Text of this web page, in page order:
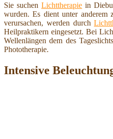
Sie suchenLichttherapie in
wurden. Es dient unter anderem
verursachen, werden durch
Heilpraktikern eingesetzt. Bei
Wellenlängen dem des
Phototherapie.
Intensive